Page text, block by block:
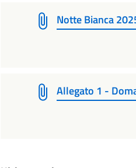
Notte Bianca
Allegato 1 -